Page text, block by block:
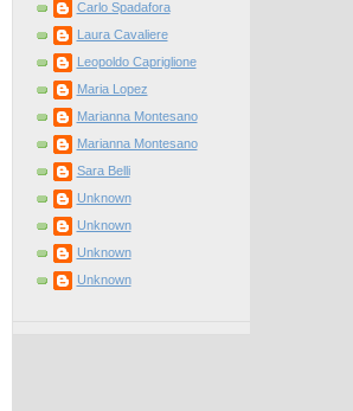
Carlo Spadafora
Laura Cavaliere
Leopoldo Capriglione
Maria Lopez
Marianna Montesano
Marianna Montesano
Sara Belli
Unknown
Unknown
Unknown
Unknown